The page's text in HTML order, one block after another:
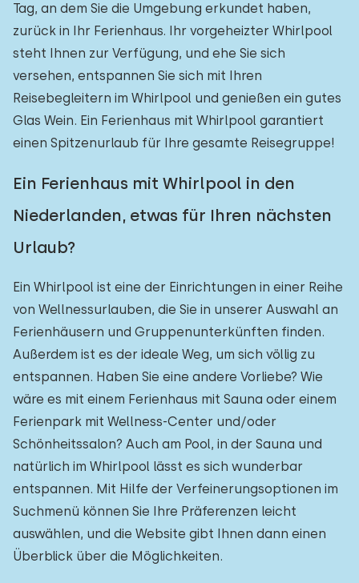
Tag, an dem Sie die Umgebung erkundet haben,
zurück in Ihr Ferienhaus. Ihr vorgeheizter Whirlpool
steht Ihnen zur Verfügung, und ehe Sie sich
versehen, entspannen Sie sich mit Ihren
Reisebegleitern im Whirlpool und genießen ein gutes
Glas Wein. Ein Ferienhaus mit Whirlpool garantiert
einen Spitzenurlaub für Ihre gesamte Reisegruppe!
Ein Ferienhaus mit Whirlpool in den
Niederlanden, etwas für Ihren nächsten
Urlaub?
Ein Whirlpool ist eine der Einrichtungen in einer Reihe
von Wellnessurlauben, die Sie in unserer Auswahl an
Ferienhäusern und Gruppenunterkünften finden.
Außerdem ist es der ideale Weg, um sich völlig zu
entspannen. Haben Sie eine andere Vorliebe? Wie
wäre es mit einem Ferienhaus mit Sauna oder einem
Ferienpark mit Wellness-Center und/oder
Schönheitssalon? Auch am Pool, in der Sauna und
natürlich im Whirlpool lässt es sich wunderbar
entspannen. Mit Hilfe der Verfeinerungsoptionen im
Suchmenü können Sie Ihre Präferenzen leicht
auswählen, und die Website gibt Ihnen dann einen
Überblick über die Möglichkeiten.